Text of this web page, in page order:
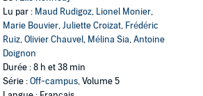
Lu par : Maud Rudigoz, Lionel Monier,
Marie Bouvier,Juliette Croizat, Frédéric
Ruiz,Olivier Chauvel, Mélina Sia,Antoine
Doignon
Durée : 8 h et 38 min
Série :Off-campus, Volume 5